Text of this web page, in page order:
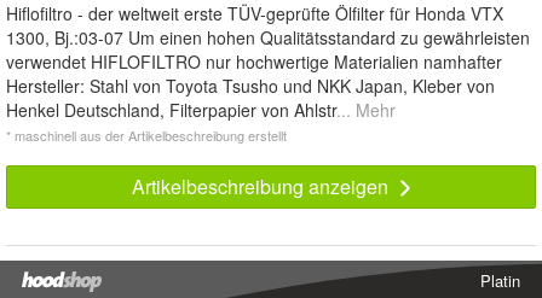
Hiflofiltro - der weltweit erste TÜV-geprüfte Ölfilter für Honda VTX
1300, Bj.:03-07 Um einen hohen Qualitätsstandard zu gewährleisten
verwendet HIFLOFILTRO nur hochwertige Materialien namhafter
Hersteller: Stahl von Toyota Tsusho und NKK Japan, Kleber von
Henkel Deutschland, Filterpapier von Ahlstr... Mehr
* maschinell aus der Artikelbeschreibung erstellt
Artikelbeschreibung anzeigen
Platin